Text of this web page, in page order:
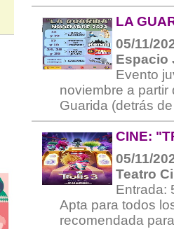
LA
05/11/
Espacio
Evento
noviembre a
Guarida (detrás
CINE:
05/11/
Teatro
Apta para todos
recomendada